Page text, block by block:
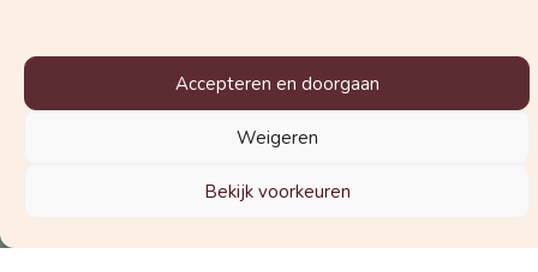
Accepteren en doorgaan
Weigeren
Bekijk voorkeuren